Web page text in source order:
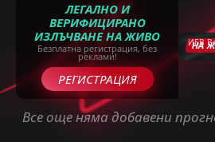
ЛЕГАЛНО И
ВЕРИФИЦИРАНО
ИЗЛЪЧВАНЕ НА ЖИВО
Безплатна регистрация, без
реклами!
РЕГИСТРАЦИЯ
НА
ИБВ
Все още няма добавени